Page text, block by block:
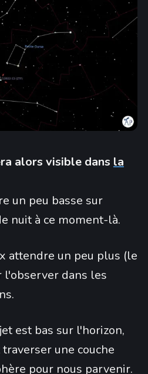
alors visible dans la
un peu basse sur
nuit à ce moment-là.
attendre un peu plus (le
dans les
est bas sur l'horizon,
une couche
pour nous parvenir.